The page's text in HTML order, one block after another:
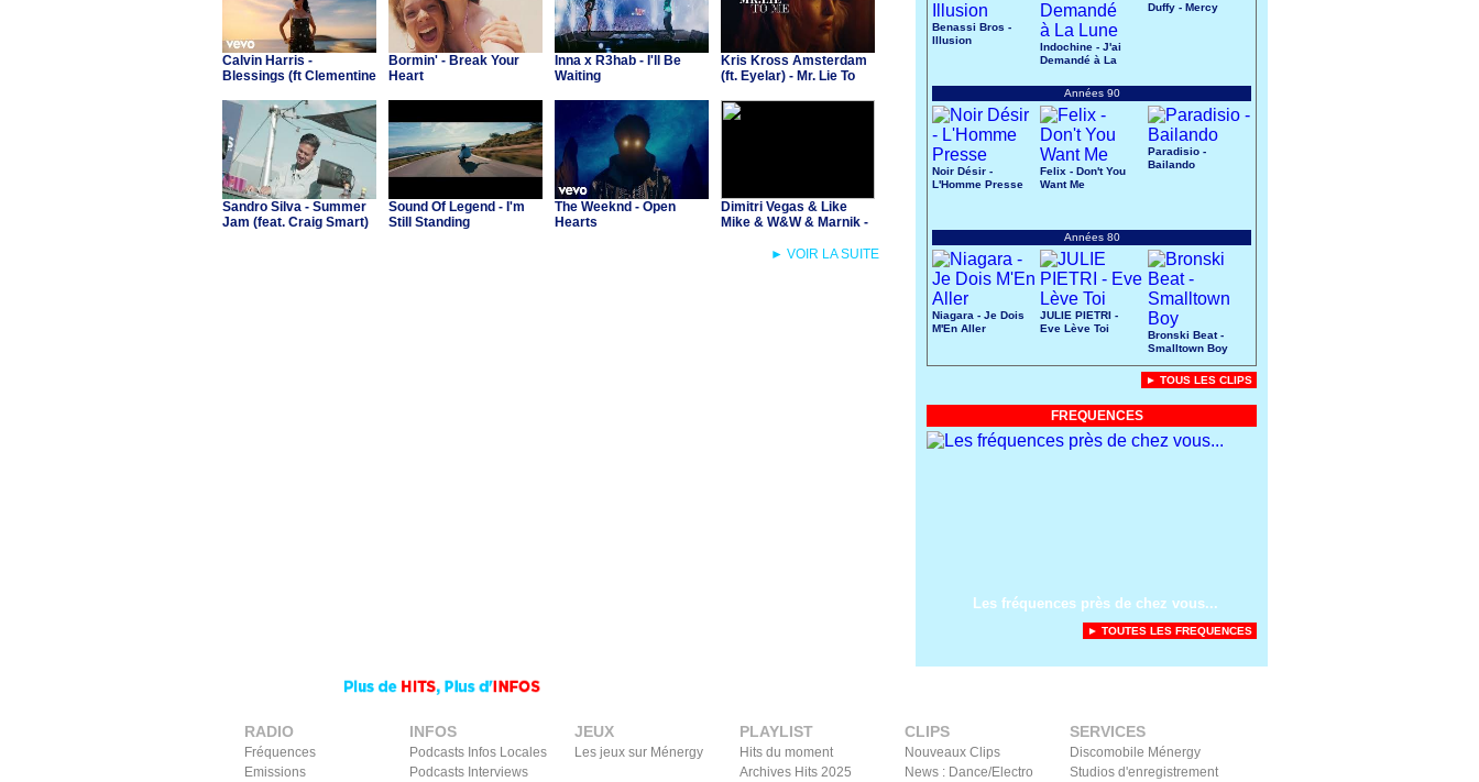
Calvin Harris -
Blessings (ft Clementine
Bormin' - Break Your
Heart
Inna x R3hab - I'll Be
Waiting
Kris Kross Amsterdam
(ft. Eyelar) - Mr. Lie To
Sandro Silva - Summer
Jam (feat. Craig Smart)
Sound Of Legend - I'm
Still Standing
The Weeknd - Open
Hearts
Dimitri Vegas & Like
Mike & W&W & Marnik -
► VOIR LA SUITE
Benassi Bros -
Illusion
Indochine - J'ai
Demandé à La
Duffy - Mercy
Années 90
Noir Désir -
L'Homme Presse
Felix - Don't You
Want Me
Paradisio -
Bailando
Années 80
Niagara - Je Dois
M'En Aller
JULIE PIETRI -
Eve Lève Toi
Bronski Beat -
Smalltown Boy
► TOUS LES CLIPS
FREQUENCES
Les fréquences près de chez vous...
► TOUTES LES FREQUENCES
RADIO
Fréquences
Emissions
INFOS
Podcasts Infos Locales
Podcasts Interviews
JEUX
Les jeux sur Ménergy
PLAYLIST
Hits du moment
Archives Hits 2025
CLIPS
Nouveaux Clips
News : Dance/Electro
SERVICES
Discomobile Ménergy
Studios d'enregistrement